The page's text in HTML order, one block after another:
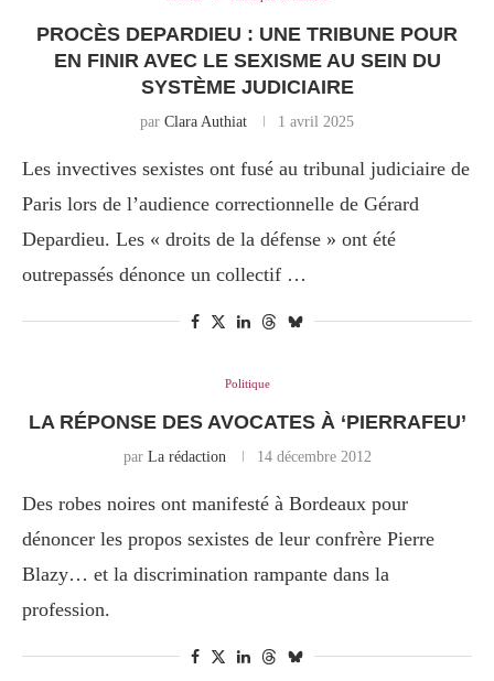
PROCÈS DEPARDIEU : UNE TRIBUNE POUR
EN FINIR AVEC LE SEXISME AU SEIN DU
SYSTÈME JUDICIAIRE
par Clara Authiat 1 avril 2025
Les invectives sexistes ont fusé au tribunal judiciaire de
Paris lors de l’audience correctionnelle de Gérard
Depardieu. Les « droits de la défense » ont été
outrepassés dénonce un collectif …
Politique
LA RÉPONSE DES AVOCATES À ‘PIERRAFEU’
par La rédaction 14 décembre 2012
Des robes noires ont manifesté à Bordeaux pour
dénoncer les propos sexistes de leur confrère Pierre
Blazy… et la discrimination rampante dans la
profession.